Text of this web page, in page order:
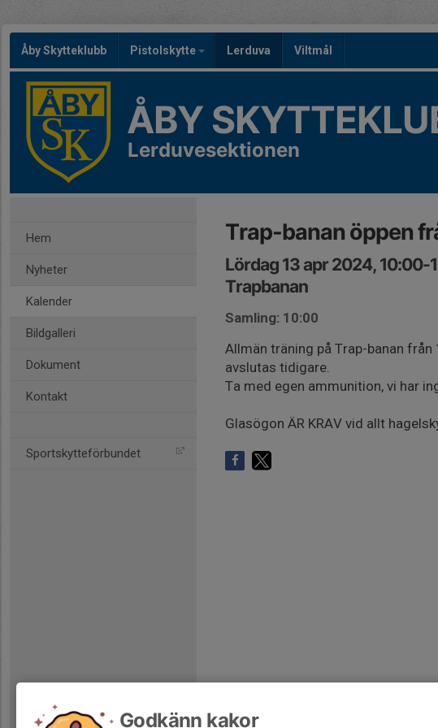
Åby Skytteklubb Pistolskytte Lerduva Viltmål
ÅBY
Lerduvesektionen
Hem
Nyheter
Kalender
Bildgalleri
Dokument
Kontakt
Sportskytteförbundet
Trap-banan öppen
Lördag 13 apr 2024, 10:00-
Trapbanan
Samling: 10:00
Allmän träning på Trap-banan
avslutas tidigare.
Ta med egen ammunition, vi har
Glasögon ÄR KRAV vid allt
Godkänn kakor